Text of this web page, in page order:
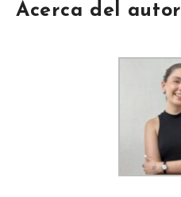
Acerca del autor